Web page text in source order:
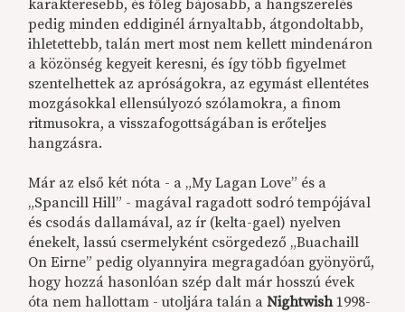
karakteresebb, és főleg bájosabb, a hangszerelés
pedig minden eddiginél árnyaltabb, átgondoltabb,
ihletettebb, talán mert most nem kellett mindenáron
a közönség kegyeit keresni, és így több figyelmet
szentelhettek az apróságokra, az egymást ellentétes
mozgásokkal ellensúlyozó szólamokra, a finom
ritmusokra, a visszafogottságában is erőteljes
hangzásra.
Már az első két nóta - a „My Lagan Love” és a
„Spancill Hill” - magával ragadott sodró tempójával
és csodás dallamával, az ír (kelta-gael) nyelven
énekelt, lassú csermelyként csörgedező „Buachaill
On Eirne” pedig olyannyira megragadóan gyönyörű,
hogy hozzá hasonlóan szép dalt már hosszú évek
óta nem hallottam - utoljára talán aNightwish1998-